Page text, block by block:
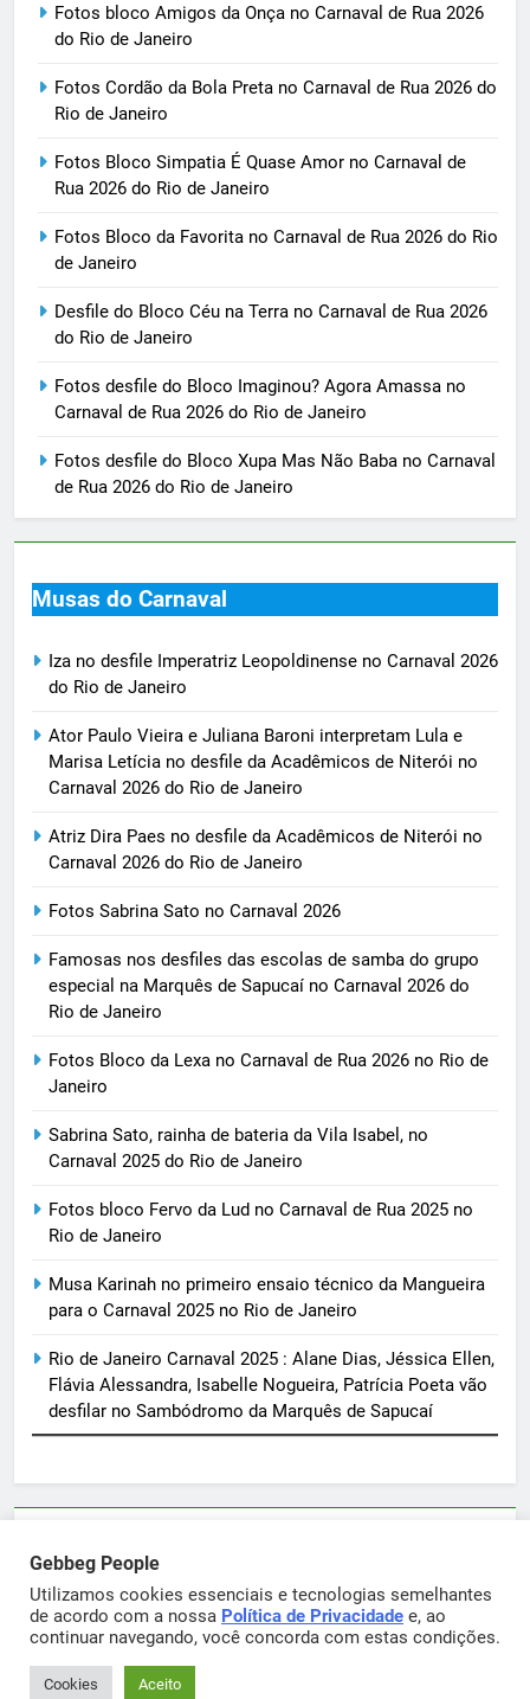
Fotos bloco Amigos da Onça no Carnaval de Rua 2026
do Rio de Janeiro
Fotos Cordão da Bola Preta no Carnaval de Rua 2026 do
Rio de Janeiro
Fotos Bloco Simpatia É Quase Amor no Carnaval de
Rua 2026 do Rio de Janeiro
Fotos Bloco da Favorita no Carnaval de Rua 2026 do Rio
de Janeiro
Desfile do Bloco Céu na Terra no Carnaval de Rua 2026
do Rio de Janeiro
Fotos desfile do Bloco Imaginou? Agora Amassa no
Carnaval de Rua 2026 do Rio de Janeiro
Fotos desfile do Bloco Xupa Mas Não Baba no Carnaval
de Rua 2026 do Rio de Janeiro
Musas do Carnaval
Iza no desfile Imperatriz Leopoldinense no Carnaval 2026
do Rio de Janeiro
Ator Paulo Vieira e Juliana Baroni interpretam Lula e
Marisa Letícia no desfile da Acadêmicos de Niterói no
Carnaval 2026 do Rio de Janeiro
Atriz Dira Paes no desfile da Acadêmicos de Niterói no
Carnaval 2026 do Rio de Janeiro
Fotos Sabrina Sato no Carnaval 2026
Famosas nos desfiles das escolas de samba do grupo
especial na Marquês de Sapucaí no Carnaval 2026 do
Rio de Janeiro
Fotos Bloco da Lexa no Carnaval de Rua 2026 no Rio de
Janeiro
Sabrina Sato, rainha de bateria da Vila Isabel, no
Carnaval 2025 do Rio de Janeiro
Fotos bloco Fervo da Lud no Carnaval de Rua 2025 no
Rio de Janeiro
Musa Karinah no primeiro ensaio técnico da Mangueira
para o Carnaval 2025 no Rio de Janeiro
Rio de Janeiro Carnaval 2025 : Alane Dias, Jéssica Ellen,
Flávia Alessandra, Isabelle Nogueira, Patrícia Poeta vão
desfilar no Sambódromo da Marquês de Sapucaí
sortimentos@yahoo.com.br
Gebbeg Powered ByBlazeThemes.
Gebbeg People
Utilizamos cookies essenciais e tecnologias semelhantes
de acordo com a nossa Política de Privacidade e, ao
continuar navegando, você concorda com estas condições.
Cookies Aceito